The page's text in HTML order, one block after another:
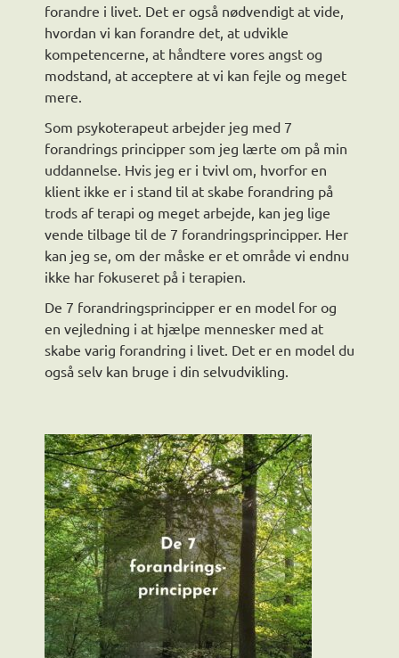
forandre i livet. Det er også nødvendigt at vide,
hvordan vi kan forandre det, at udvikle
kompetencerne, at håndtere vores angst og
modstand, at acceptere at vi kan fejle og meget
mere.
Som psykoterapeut arbejder jeg med 7
forandrings principper som jeg lærte om på min
uddannelse. Hvis jeg er i tvivl om, hvorfor en
klient ikke er i stand til at skabe forandring på
trods af terapi og meget arbejde, kan jeg lige
vende tilbage til de 7 forandringsprincipper. Her
kan jeg se, om der måske er et område vi endnu
ikke har fokuseret på i terapien.
De 7 forandringsprincipper er en model for og
en vejledning i at hjælpe mennesker med at
skabe varig forandring i livet. Det er en model du
også selv kan bruge i din selvudvikling.